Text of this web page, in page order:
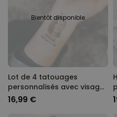
Bientôt disponible
Lot de 4 tatouages
personnalisés avec visage
et texte
16,99 €